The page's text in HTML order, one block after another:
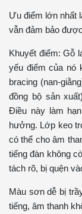
Ưu điểm lớn nhất
vẫn đảm bảo
Khuyết điểm: Gỗ
yếu điểm của nó
bracing (nan-
đồng bộ sản
Điều này làm
hưởng. Lớp keo
có thể cho âm
tiếng đàn không
tách rõ, bị quện
Màu sơn dễ bị
tiếng, âm thanh